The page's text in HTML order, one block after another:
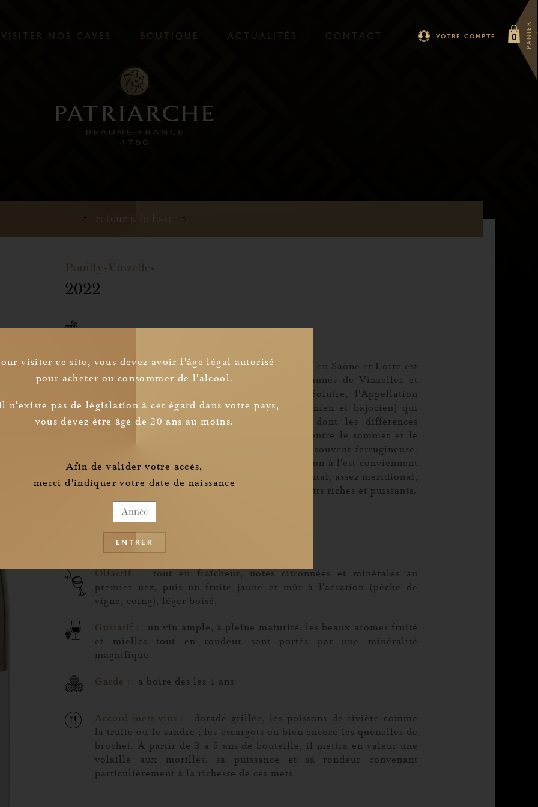
VOTRE COMPTE PANIER
0
V I S I T E R N O S C AV E S B O U T I Q U E A C T U A L I T É S C O N T A CT
retour à la liste
Pouilly-Vinzelles
2022
Cette minuscule Appellation Village du Mâconnais, en Saône-et-Loire est
reconnue depuis 1940 ; elle s'étend sur les communes de Vinzelles et
Loché. Voisine du complexe archéologique de Solutré, l'Appellation
repose sur les mêmes roches du jurassique (bathonien et bajocien) qui
couronnent les monts du Mâconnais. Les sols, dont les différences
s'expriment principalement en fonction du relief entre le sommet et le
bas de la côte, sont à dominante argilo-calcaire et souvent ferrugineuse.
L'altitude moyenne (200 à 250 mètres) et l'exposition à l'est conviennent
parfaitement au Chardonnay sous ce climat continental, assez méridional,
permettant des récoltes précoces et donnant des moûts riches et puissants.
Visuel : or pâle, limpide et brillante
Olfactif : tout en fraîcheur, notes citronnées et minérales au
premier nez, puis un fruité jaune et mûr à l'aération (pêche de
vigne, coing), léger boisé.
Gustatif :
un vin ample, à pleine maturité, les beaux aromes fruité
et miellés tout en rondeur sont portés par une minéralité
magnifique.
Garde : à boire des les 4 ans
Accord mets-vins :
dorade grillée, les poissons de rivière comme
la truite ou le sandre ; les escargots ou bien encore les quenelles de
brochet. À partir de 3 à 5 ans de bouteille, il mettra en valeur une
volaille aux morilles, sa puissance et sa rondeur convenant
particulièrement à la richesse de ces mets.
Newsletter
visiter ce site, vous devez avoir l'âge légal autorisé
pour acheter ou consommer de l'alcool.
n'existe pas de législation à cet égard dans votre pays,
vous devez être âgé de 20 ans au moins.
Afin de valider votre accès,
merci d'indiquer votre date de naissance
ENTRER